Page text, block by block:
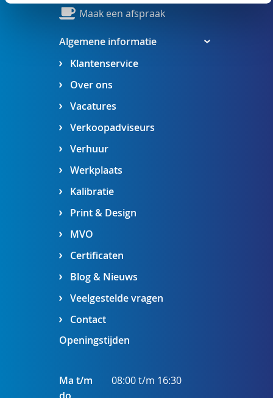
Algemene informatie
Klantenservice
Over ons
Vacatures
Verkoopadviseurs
Verhuur
Werkplaats
Kalibratie
Print & Design
MVO
Certificaten
Blog & Nieuws
Veelgestelde vragen
Contact
Maak een afspraak
Openingstijden
Ma t/m
08:00 t/m 16:30